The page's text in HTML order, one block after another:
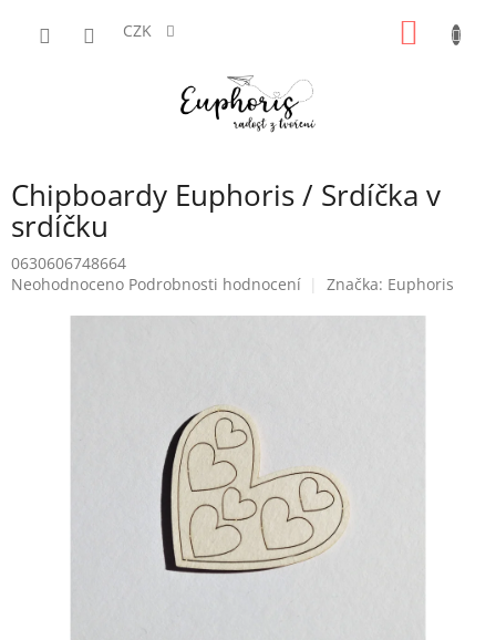
CZK
Chipboardy Euphoris / Srdíčka v
srdíčku
0630606748664
Průměrné
Neohodnoceno Podrobnosti hodnocení Značka: Euphoris